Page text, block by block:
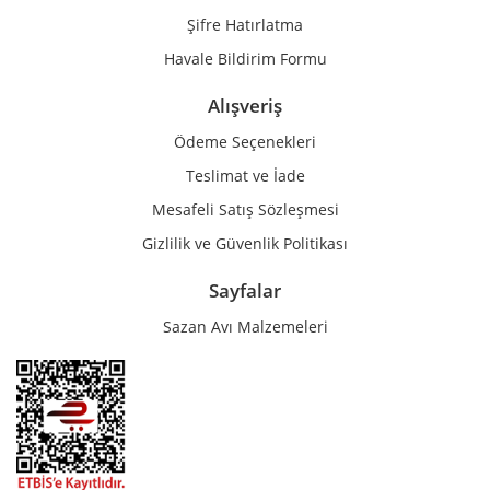
Şifre Hatırlatma
Havale Bildirim Formu
Alışveriş
Ödeme Seçenekleri
Teslimat ve İade
Mesafeli Satış Sözleşmesi
Gizlilik ve Güvenlik Politikası
Sayfalar
Sazan Avı Malzemeleri